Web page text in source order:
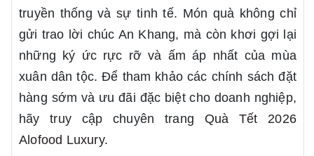
truyền thống và sự tinh tế. Món quà không chỉ
gửi trao lời chúc An Khang, mà còn khơi gợi lại
những ký ức rực rỡ và ấm áp nhất của mùa
xuân dân tộc. Để tham khảo các chính sách đặt
hàng sớm và ưu đãi đặc biệt cho doanh nghiệp,
hãy truy cập chuyên trang Quà Tết 2026
Alofood Luxury.